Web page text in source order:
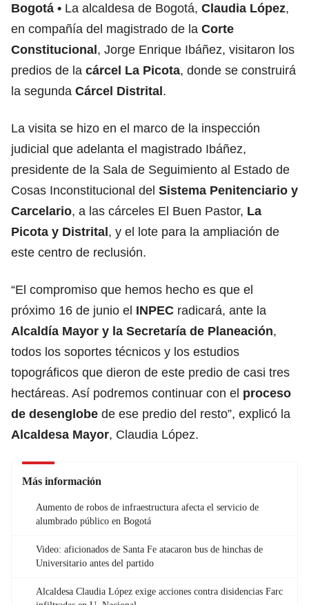
Bogotá La alcaldesa de Bogotá, Claudia López,
en compañía del magistrado de la Corte
Constitucional, Jorge Enrique Ibáñez, visitaron los
predios de la cárcel La Picota, donde se construirá
la segunda Cárcel Distrital.
La visita se hizo en el marco de la inspección
judicial que adelanta el magistrado Ibáñez,
presidente de la Sala de Seguimiento al Estado de
Cosas Inconstitucional del Sistema Penitenciario y
Carcelario, a las cárceles El Buen Pastor, La
Picota y Distrital, y el lote para la ampliación de
este centro de reclusión.
“El compromiso que hemos hecho es que el
próximo 16 de junio el INPEC radicará, ante la
Alcaldía Mayor y la Secretaría de Planeación,
todos los soportes técnicos y los estudios
topográficos que dieron de este predio de casi tres
hectáreas. Así podremos continuar con el proceso
de desenglobe de ese predio del resto”, explicó la
Alcaldesa Mayor, Claudia López.
Más información
Aumento de robos de infraestructura afecta el servicio de
alumbrado público en Bogotá
Video: aficionados de Santa Fe atacaron bus de hinchas de
Universitario antes del partido
Alcaldesa Claudia López exige acciones contra disidencias Farc